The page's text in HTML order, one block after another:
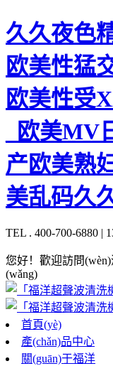
久久夜色
欧美性猛
欧美性受
_欧美MV
产欧美熟
美乱码久
TEL . 400-700-6880 |
您好！歡迎訪問
(wǎng)
首頁(yè)
產(chǎn)品中心
關(guān)于福洋